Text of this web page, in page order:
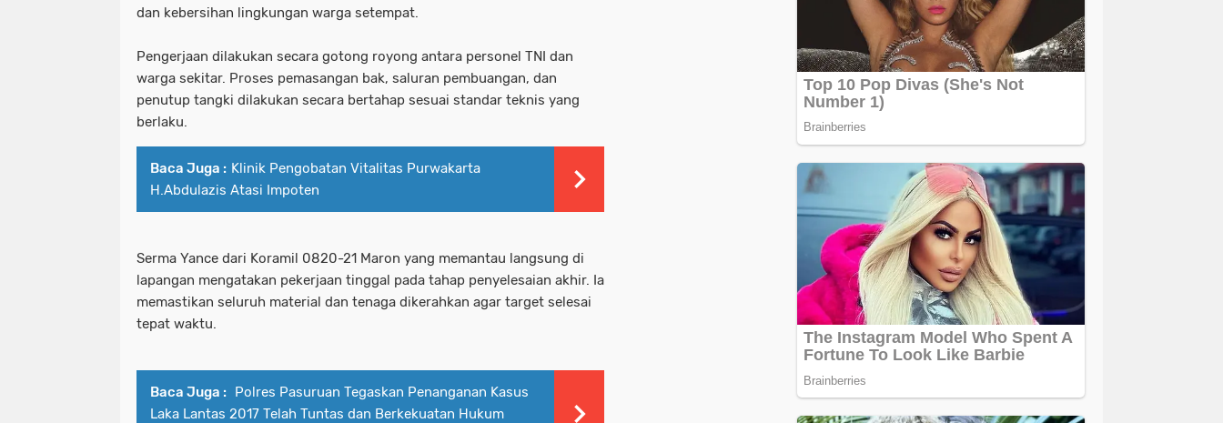
dan kebersihan lingkungan warga setempat.
Pengerjaan dilakukan secara gotong royong antara personel TNI dan
warga sekitar. Proses pemasangan bak, saluran pembuangan, dan
penutup tangki dilakukan secara bertahap sesuai standar teknis yang
berlaku.
Baca Juga : Klinik Pengobatan Vitalitas Purwakarta
H.Abdulazis Atasi Impoten
Serma Yance dari Koramil 0820-21 Maron yang memantau langsung di
lapangan mengatakan pekerjaan tinggal pada tahap penyelesaian akhir. Ia
memastikan seluruh material dan tenaga dikerahkan agar target selesai
tepat waktu.
Baca Juga : Polres Pasuruan Tegaskan Penanganan Kasus
Laka Lantas 2017 Telah Tuntas dan Berkekuatan Hukum